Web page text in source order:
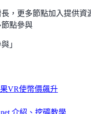
，更多節點加入提供
點參與
」
VR使幣價飆升
介紹、挖礦教學